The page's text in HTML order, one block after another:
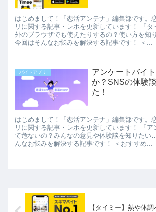
はじめまして！「恋活アンテナ」編集部です。
リに関する記事・レポを更新しています！ 「タ
外のブラウザでも使えたりするの？使い方を知
今回はそんなお悩みを解決する記事です！ ＜...
バイトアプリ
アンケートバイ
か？SNSの体験
た！
はじめまして！「恋活アンテナ」編集部です。
リに関する記事・レポを更新しています！ 「ア
て危ないの？みんなの意見や体験談を知りた
んなお悩みを解決する記事です！ ＜おすすめ...
【タイミー】熱や体